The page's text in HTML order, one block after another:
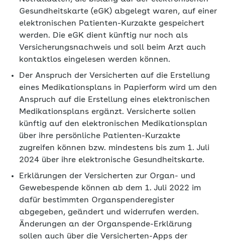
Gesundheitskarte (eGK) abgelegt waren, auf einer
elektronischen Patienten-Kurzakte gespeichert
werden. Die eGK dient künftig nur noch als
Versicherungsnachweis und soll beim Arzt auch
kontaktlos eingelesen werden können.
Der Anspruch der Versicherten auf die Erstellung
eines Medikationsplans in Papierform wird um den
Anspruch auf die Erstellung eines elektronischen
Medikationsplans ergänzt. Versicherte sollen
künftig auf den elektronischen Medikationsplan
über ihre persönliche Patienten-Kurzakte
zugreifen können bzw. mindestens bis zum 1. Juli
2024 über ihre elektronische Gesundheitskarte.
Erklärungen der Versicherten zur Organ- und
Gewebespende können ab dem 1. Juli 2022 im
dafür bestimmten Organspenderegister
abgegeben, geändert und widerrufen werden.
Änderungen an der Organspende-Erklärung
sollen auch über die Versicherten-Apps der